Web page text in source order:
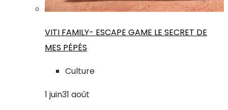
VITI FAMILY- ESCAPE GAME LE SECRET DE
MES PÉPÉS
Culture
1 juin31 août